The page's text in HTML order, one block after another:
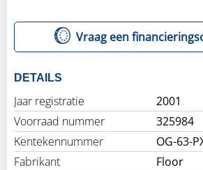
Vraag een
DETAILS
Jaar registratie
2001
Voorraad nummer
325984
Kentekennummer
OG-63-
Fabrikant
Floor